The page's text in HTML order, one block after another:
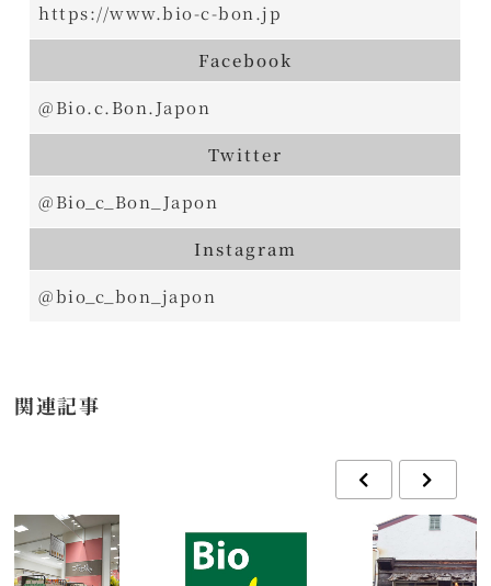
https://www.bio-c-bon.jp
Facebook
@Bio.c.Bon.Japon
Twitter
@Bio_c_Bon_Japon
Instagram
@bio_c_bon_japon
関連記事